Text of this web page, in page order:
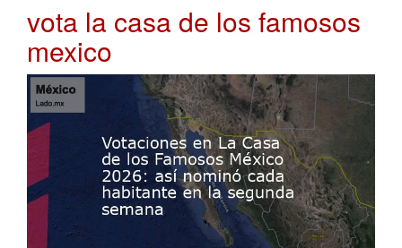
vota la casa de los famosos
mexico